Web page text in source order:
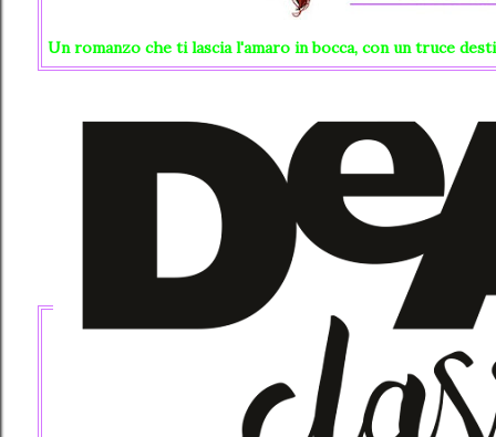
Un romanzo che ti lascia l'amaro in bocca, con un truce